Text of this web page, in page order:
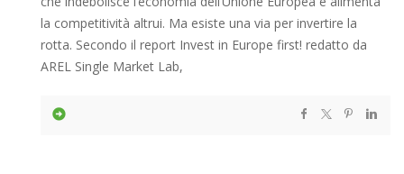
la competitività altrui. Ma esiste una via per invertire la
rotta. Secondo il report Invest in Europe first! redatto da
AREL Single Market Lab,